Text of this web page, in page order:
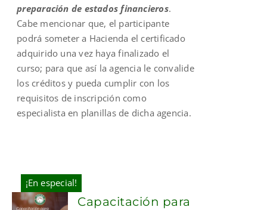
preparación de estados financieros.
Cabe mencionar que, el participante
podrá someter a Hacienda el certificado
adquirido una vez haya finalizado el
curso; para que así la agencia le convalide
los créditos y pueda cumplir con los
requisitos de inscripción como
especialista en planillas de dicha agencia.
¡En especial!
Capacitación para